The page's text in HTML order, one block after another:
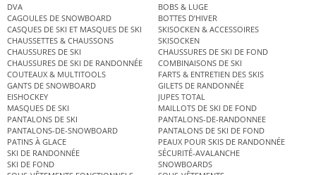
DVA
BOBS & LUGE
CAGOULES DE SNOWBOARD
BOTTES D’HIVER
CASQUES DE SKI ET MASQUES DE SKI
SKISOCKEN & ACCESSOIRES
CHAUSSETTES & CHAUSSONS
SKISOCKEN
CHAUSSURES DE SKI
CHAUSSURES DE SKI DE FOND
CHAUSSURES DE SKI DE RANDONNÉE
COMBINAISONS DE SKI
COUTEAUX & MULTITOOLS
FARTS & ENTRETIEN DES SKIS
GANTS DE SNOWBOARD
GILETS DE RANDONNÉE
EISHOCKEY
JUPES TOTAL
MASQUES DE SKI
MAILLOTS DE SKI DE FOND
PANTALONS DE SKI
PANTALONS-DE-RANDONNEE
PANTALONS-DE-SNOWBOARD
PANTALONS DE SKI DE FOND
PATINS À GLACE
PEAUX POUR SKIS DE RANDONNÉE
SKI DE RANDONNÉE
SÉCURITÉ-AVALANCHE
SKI DE FOND
SNOWBOARDS